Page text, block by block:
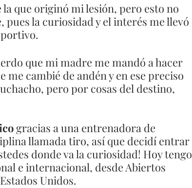
que originó mi lesión, pero esto no
la curiosidad y el interés me llevó
que mi madre me mandó a hacer
cambié de andén y en ese preciso
pero por cosas del destino,
gracias a una entrenadora de
llamada tiro, así que decidí entrar
donde va la curiosidad! Hoy tengo
e internacional, desde Abiertos
Unidos.